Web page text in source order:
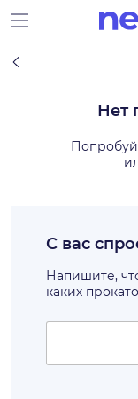
Нет
С вас
Напишите,
каких